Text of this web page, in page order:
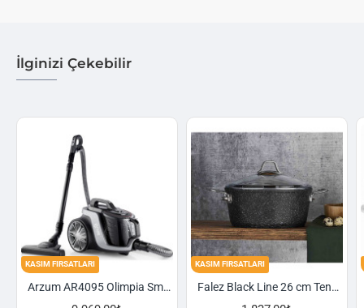
İlginizi Çekebilir
KASIM FIRSATLARI
Arzum AR4095 Olimpia Smart Cyclone Filtreli Süpürge - Füme
KASIM FIRSATLARI
Falez Black Line 26 cm Tencere